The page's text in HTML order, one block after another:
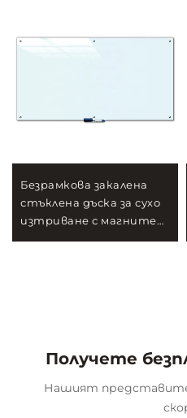
Безрамкова закалена
стъклена дъска за сухо
изтриване с магнитен
Получете
Нашият